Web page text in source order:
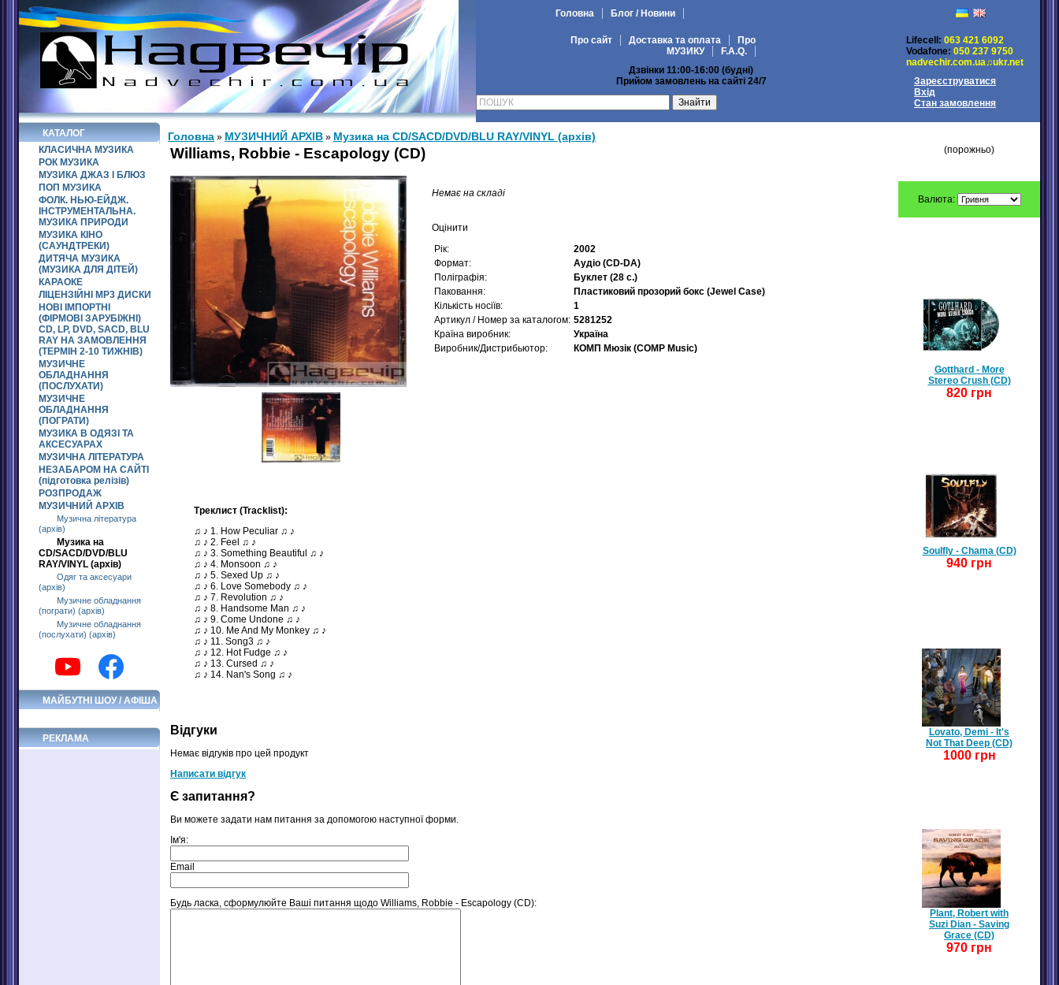
Головна Блог / Новини
Про сайт Доставка та оплата
Про
МУЗИКУ
F.A.Q.
Дзвінки 11:00-16:00 (будні)
Прийом замовлень на сайті 24/7
Lifecell: 063 421 6092
Vodafone: 050 237 9750
nadvechir.com.ua♫ukr.net
Зареєструватися
Вхід
Стан замовлення
КАТАЛОГ
КЛАСИЧНА МУЗИКА
РОК МУЗИКА
МУЗИКА ДЖАЗ І БЛЮЗ
ПОП МУЗИКА
ФОЛК. НЬЮ-ЕЙДЖ.
ІНСТРУМЕНТАЛЬНА.
МУЗИКА ПРИРОДИ
МУЗИКА КІНО
(САУНДТРЕКИ)
ДИТЯЧА МУЗИКА
(МУЗИКА ДЛЯ ДІТЕЙ)
КАРАОКЕ
ЛІЦЕНЗІЙНІ MP3 ДИСКИ
НОВІ ІМПОРТНІ
(ФІРМОВІ ЗАРУБІЖНІ)
CD, LP, DVD, SACD, BLU
RAY НА ЗАМОВЛЕННЯ
(ТЕРМІН 2-10 ТИЖНІВ)
МУЗИЧНЕ
ОБЛАДНАННЯ
(ПОСЛУХАТИ)
МУЗИЧНЕ
ОБЛАДНАННЯ
(ПОГРАТИ)
МУЗИКА В ОДЯЗІ ТА
АКСЕСУАРАХ
МУЗИЧНА ЛІТЕРАТУРА
НЕЗАБАРОМ НА САЙТІ
(підготовка релізів)
РОЗПРОДАЖ
МУЗИЧНИЙ АРХІВ
Музична література
(архів)
Музика на
CD/SACD/DVD/BLU
RAY/VINYL (архів)
Одяг та аксесуари
(архів)
Музичне обладнання
(пограти) (архів)
Музичне обладнання
(послухати) (архів)
МАЙБУТНІ ШОУ / АФІША
РЕКЛАМА
Головна » МУЗИЧНИЙ АРХІВ » Музика на CD/SACD/DVD/BLU RAY/VINYL (архів)
Williams, Robbie - Escapology (CD)
Немає на складі
Оцінити
Рік:
2002
Формат:
Аудіо (CD-DA)
Поліграфія:
Буклет (28 с.)
Паковання:
Пластиковий прозорий бокс (Jewel Case)
Кількість носіїв:
1
Артикул / Номер за каталогом: 5281252
Країна виробник:
Україна
Виробник/Дистрибьютор:
КОМП Мюзік (COMP Music)
Треклист (Tracklist):
♫ ♪ 1. How Peculiar ♫ ♪
♫ ♪ 2. Feel ♫ ♪
♫ ♪ 3. Something Beautiful ♫ ♪
♫ ♪ 4. Monsoon ♫ ♪
♫ ♪ 5. Sexed Up ♫ ♪
♫ ♪ 6. Love Somebody ♫ ♪
♫ ♪ 7. Revolution ♫ ♪
♫ ♪ 8. Handsome Man ♫ ♪
♫ ♪ 9. Come Undone ♫ ♪
♫ ♪ 10. Me And My Monkey ♫ ♪
♫ ♪ 11. Song3 ♫ ♪
♫ ♪ 12. Hot Fudge ♫ ♪
♫ ♪ 13. Cursed ♫ ♪
♫ ♪ 14. Nan's Song ♫ ♪
Відгуки
Немає відгуків про цей продукт
Написати відгук
Є запитання?
Ви можете задати нам питання за допомогою наступної форми.
Ім'я:
Email
Будь ласка, сформулюйте Ваші питання щодо Williams, Robbie - Escapology (CD):
(порожньо)
Валюта:
Gotthard - More
Stereo Crush (CD)
820 грн
Soulfly - Chama (CD)
940 грн
Lovato, Demi - It's
Not That Deep (CD)
1000 грн
Plant, Robert with
Suzi Dian - Saving
Grace (CD)
970 грн